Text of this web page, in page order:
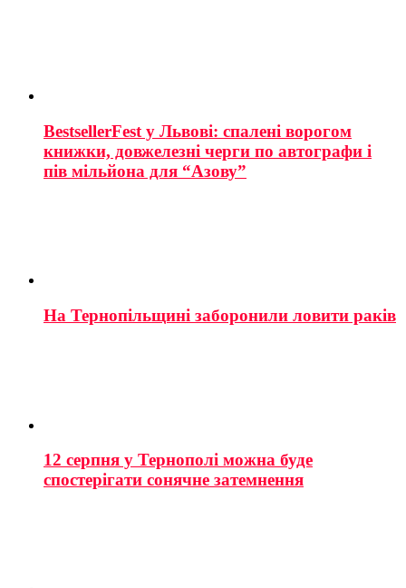
BestsellerFest у Львові: спалені ворогом
книжки, довжелезні черги по автографи і
пів мільйона для “Азову”
На Тернопільщині заборонили ловити раків
12 серпня у Тернополі можна буде
спостерігати сонячне затемнення